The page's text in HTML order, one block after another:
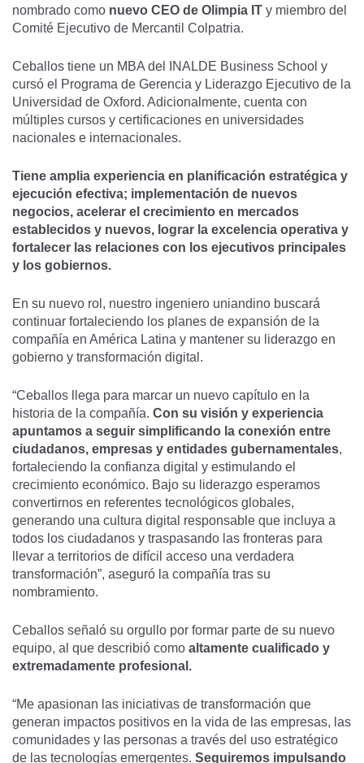
nombrado como nuevo CEO de Olimpia IT y miembro del
Comité Ejecutivo de Mercantil Colpatria.
Ceballos tiene un MBA del INALDE Business School y
cursó el Programa de Gerencia y Liderazgo Ejecutivo de la
Universidad de Oxford. Adicionalmente, cuenta con
múltiples cursos y certificaciones en universidades
nacionales e internacionales.
Tiene amplia experiencia en planificación estratégica y
ejecución efectiva; implementación de nuevos
negocios, acelerar el crecimiento en mercados
establecidos y nuevos, lograr la excelencia operativa y
fortalecer las relaciones con los ejecutivos principales
y los gobiernos.
En su nuevo rol, nuestro ingeniero uniandino buscará
continuar fortaleciendo los planes de expansión de la
compañía en América Latina y mantener su liderazgo en
gobierno y transformación digital.
“Ceballos llega para marcar un nuevo capítulo en la
historia de la compañía. Con su visión y experiencia
apuntamos a seguir simplificando la conexión entre
ciudadanos, empresas y entidades gubernamentales,
fortaleciendo la confianza digital y estimulando el
crecimiento económico. Bajo su liderazgo esperamos
convertirnos en referentes tecnológicos globales,
generando una cultura digital responsable que incluya a
todos los ciudadanos y traspasando las fronteras para
llevar a territorios de difícil acceso una verdadera
transformación”, aseguró la compañía tras su
nombramiento.
Ceballos señaló su orgullo por formar parte de su nuevo
equipo, al que describió como altamente cualificado y
extremadamente profesional.
“Me apasionan las iniciativas de transformación que
generan impactos positivos en la vida de las empresas, las
comunidades y las personas a través del uso estratégico
de las tecnologías emergentes. Seguiremos impulsando